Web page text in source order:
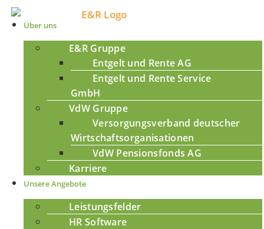
Über uns
E&R Gruppe
Entgelt und Rente AG
Entgelt und Rente Service
GmbH
VdW Gruppe
Versorgungsverband deutscher
Wirtschaftsorganisationen
VdW Pensionsfonds AG
Karriere
Unsere Angebote
Leistungsfelder
HR Software